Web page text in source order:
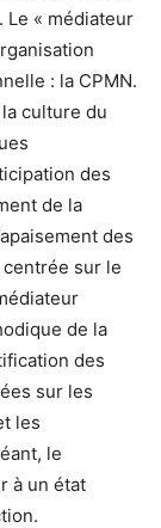
Le « médiateur
: la CPMN.
culture du
des
de la
des
sur le
de la
des
sur les
les
le
à un état